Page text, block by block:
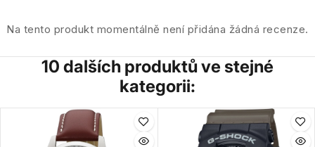
Na tento produkt momentálně není přidána žádná recenze.
10 dalších produktů ve stejné
kategorii: